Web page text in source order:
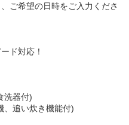
ご希望の日時をご入力くださ
ド対応！
洗器付)
、追い炊き機能付)